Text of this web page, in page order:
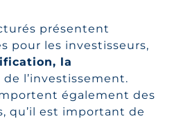
présentent
pour les investisseurs,
la
de l’investissement.
également des
qu’il est important de